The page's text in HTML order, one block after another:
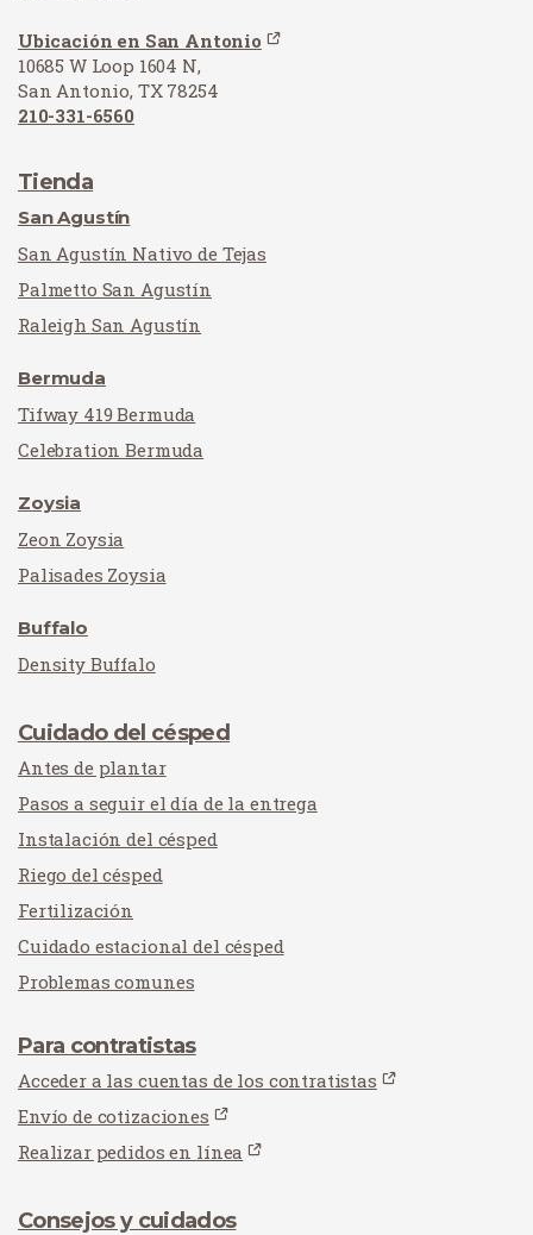
Ubicación en San Antonio
10685 W Loop 1604 N,
San Antonio, TX 78254
210-331-6560
Tienda
San Agustín
San Agustín Nativo de Tejas
Palmetto San Agustín
Raleigh San Agustín
Bermuda
Tifway 419 Bermuda
Celebration Bermuda
Zoysia
Zeon Zoysia
Palisades Zoysia
Buffalo
Density Buffalo
Cuidado del césped
Antes de plantar
Pasos a seguir el día de la entrega
Instalación del césped
Riego del césped
Fertilización
Cuidado estacional del césped
Problemas comunes
Para contratistas
Acceder a las cuentas de los contratistas
Envío de cotizaciones
Realizar pedidos en línea
Consejos y cuidados